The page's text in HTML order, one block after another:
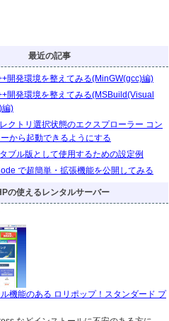
最近の記事
開発環境を整えてみる(MinGW(gcc)編)
開発環境を整えてみる(MSBuild(Visual
編)
クトリ選択状態のエクスプローラー コン
から起動できるようにする
ブル版として使用するための設定例
で超簡単・拡張機能を公開してみる
の使えるレンタルサーバー
機能のある ロリポップ！スタンダード プ